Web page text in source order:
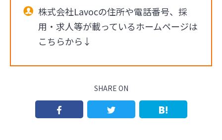
株式会社Lavocの住所や電話番号、採
用・求人等が載っているホームページは
こちらから↓
SHARE ON